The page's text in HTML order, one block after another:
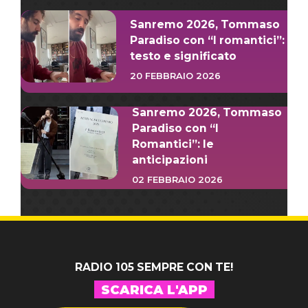
Sanremo 2026, Tommaso
Paradiso con “I romantici”:
testo e significato
20 FEBBRAIO 2026
Sanremo 2026, Tommaso
Paradiso con “I
Romantici”: le
anticipazioni
02 FEBBRAIO 2026
RADIO 105 SEMPRE CON TE!
SCARICA L'APP